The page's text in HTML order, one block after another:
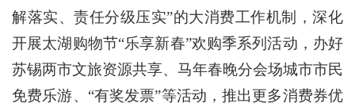
解落实、责任分级压实”的大消费工作机制，深化
开展太湖购物节“乐享新春”欢购季系列活动，办好
苏锡两市文旅资源共享、马年春晚分会场城市市民
免费乐游、“有奖发票”等活动，推出更多消费券优